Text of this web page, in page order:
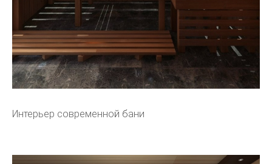
Интерьер современной бани